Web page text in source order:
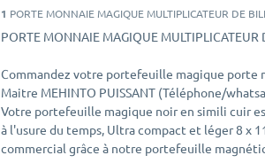
1 PORTE MONNAIE MAGIQUE MULTIPLICATEUR DE
PORTE MONNAIE MAGIQUE MULTIPLICATEUR
Commandez votre portefeuille magique porte
Maitre MEHINTO PUISSANT (Téléphone/
Votre portefeuille magique noir en simili cuir
à l'usure du temps, Ultra compact et léger 8 x
commercial grâce à notre portefeuille